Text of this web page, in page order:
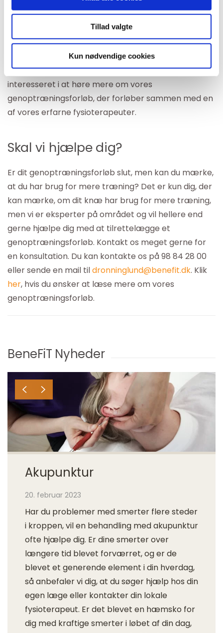
Tillad valgte
Kun nødvendige cookies
springerknæ samt skader på korsbåndet,
ledbåndet, brusken, menisken eller ligefrem som
senfølge af knoglebrud i knæet. Efter en operation i
knæet vil du som regel få brug for at genoptræne
dit knæ. Kontakt os meget gerne, hvis du er
interesseret i at høre mere om vores
genoptræningsforløb, der forløber sammen med en
af vores erfarne fysioterapeuter.
Skal vi hjælpe dig?
Er dit genoptræningsforløb slut, men kan du mærke,
at du har brug for mere træning? Det er kun dig, der
kan mærke, om dit knæ har brug for mere træning,
men vi er eksperter på området og vil hellere end
gerne hjælpe dig med at tilrettelægge et
genoptræningsforløb. Kontakt os meget gerne for
en konsultation. Du kan kontakte os på 98 84 28 00
eller sende en mail tildronninglund@benefit.dk. Klik
her, hvis du ønsker at læse mere om vores
genoptræningsforløb.
BeneFiT Nyheder
Akupunktur
20. februar 2023
Har du problemer med smerter flere steder
i kroppen, vil en behandling med akupunktur
ofte hjælpe dig. Er dine smerter over
længere tid blevet forværret, og er de
blevet et generende element i din hverdag,
så anbefaler vi dig, at du søger hjælp hos din
egen læge eller kontakter din lokale
fysioterapeut. Er det blevet en hæmsko for
dig med kraftige smerter i løbet af din dag,